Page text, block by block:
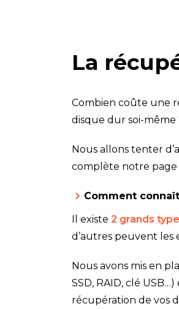
La
Combien coûte une
disque dur soi-
Nous allons tenter
complète notre page
Comment
Il existe 2 grands
d’autres peuvent
Nous avons mis en
SSD, RAID, clé
récupération de vos